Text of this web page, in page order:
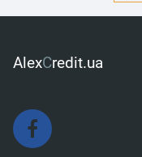
AlexCredit.ua